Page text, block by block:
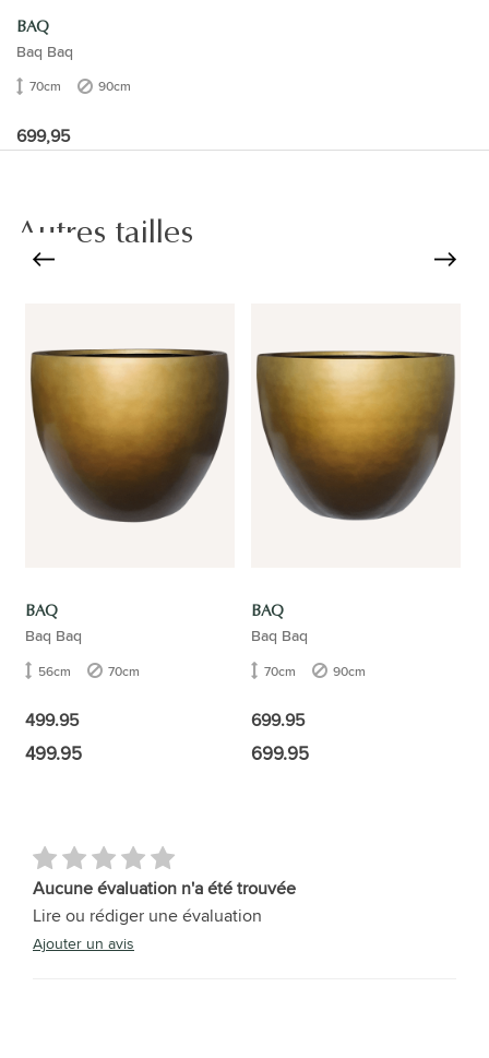
BAQ
Baq Baq
70cm 90cm
699,95
Autres tailles
BAQ
Baq Baq
56cm 70cm
499.95
499.95
BAQ
Baq Baq
70cm 90cm
699.95
699.95
Aucune évaluation n'a été trouvée
Lire ou rédiger une évaluation
Ajouter un avis